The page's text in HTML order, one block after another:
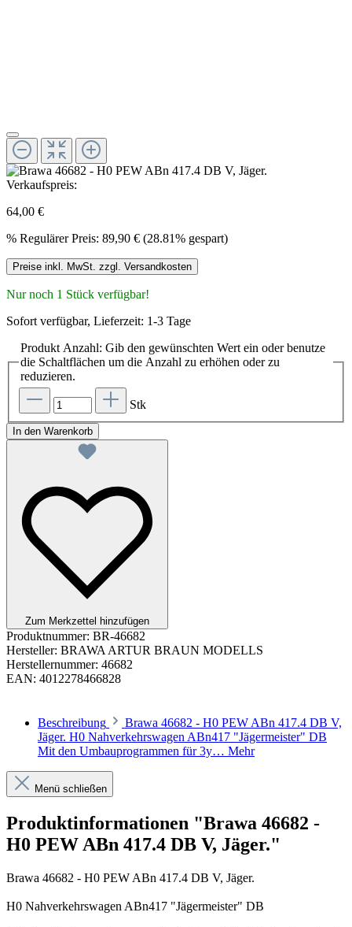
Verkaufspreis:
64,00 €
% Regulärer Preis: 89,90 € (28.81% gespart)
Preise inkl. MwSt. zzgl. Versandkosten
Nur noch 1 Stück verfügbar!
Sofort verfügbar, Lieferzeit: 1-3 Tage
Produkt Anzahl: Gib den gewünschten Wert ein oder benutze
die Schaltflächen um die Anzahl zu erhöhen oder zu
reduzieren.
Stk
In den Warenkorb
Zum Merkzettel hinzufügen
Produktnummer: BR-46682
Hersteller: BRAWA ARTUR BRAUN MODELLS
Herstellernummer: 46682
EAN: 4012278466828
Beschreibung
Brawa 46682 - H0 PEW ABn 417.4 DB V,
Jäger. H0 Nahverkehrswagen ABn417 "Jägermeister" DB
Mit den Umbauprogrammen für 3y… Mehr
Menü schließen
Produktinformationen "Brawa 46682 -
H0 PEW ABn 417.4 DB V, Jäger."
Brawa 46682 - H0 PEW ABn 417.4 DB V, Jäger.
H0 Nahverkehrswagen ABn417 "Jägermeister" DB